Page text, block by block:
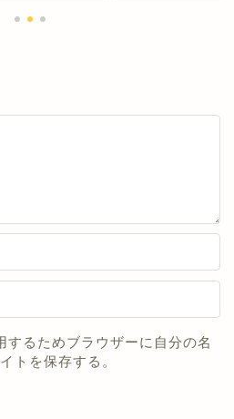
するためブラウザーに自分の名
トを保存する。